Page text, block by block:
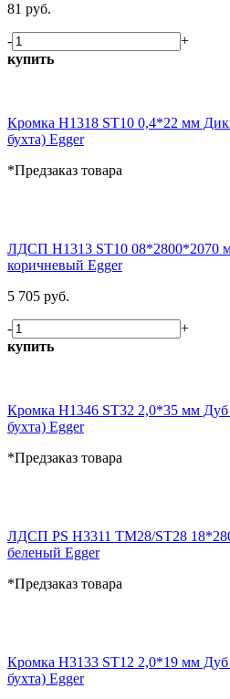
81 руб.
-
+
купить
Кромка H1318 ST10 0,4*22 мм
бухта) Egger
*Предзаказ товара
ЛДСП H1313 ST10 08*2800*2070
коричневый Egger
5 705 руб.
-
+
купить
Кромка H1346 ST32 2,0*35 мм
бухта) Egger
*Предзаказ товара
ЛДСП PS H3311 TM28/ST28
беленый Egger
*Предзаказ товара
Кромка H3133 ST12 2,0*19 мм
бухта) Egger